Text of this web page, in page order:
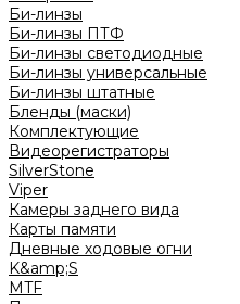
Би-линзы
Би-линзы ПТФ
Би-линзы светодиодные
Би-линзы универсальные
Би-линзы штатные
Бленды (маски)
Комплектующие
Видеорегистраторы
SilverStone
Viper
Камеры заднего вида
Карты памяти
Дневные ходовые огни
K&amp;S
MTF